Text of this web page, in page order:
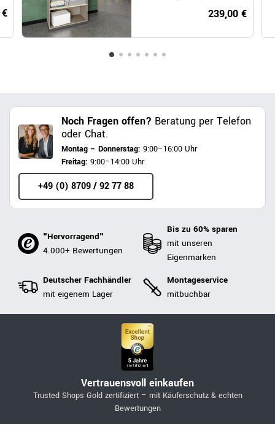
239,00 €
Noch Fragen offen? Beratung per Telefon
oder Chat.
Montag – Donnerstag: 9:00–16:00 Uhr
Freitag: 9:00–14:00 Uhr
+49 (0) 8709 / 92 77 88
"Hervorragend"
4.000+ Bewertungen
Bis zu 60% sparen
mit unseren
Eigenmarken
Deutscher Fachhändler
mit eigenem Lager
Montageservice
mitbuchbar
Vertrauensvoll einkaufen
Trusted Shops Gold zertifiziert – mit Käuferschutz & echten
Bewertungen